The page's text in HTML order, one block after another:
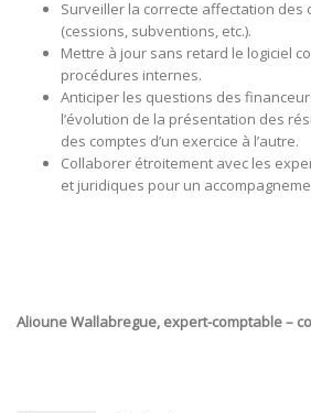
Surveiller la correcte affectation des
(cessions, subventions, etc.).
Mettre à jour sans retard le logiciel
procédures internes.
Anticiper les questions des
l’évolution de la présentation des
des comptes d’un exercice à l’autre.
Collaborer étroitement avec les
et juridiques pour un
Alioune Wallabregue, expert-comptable –